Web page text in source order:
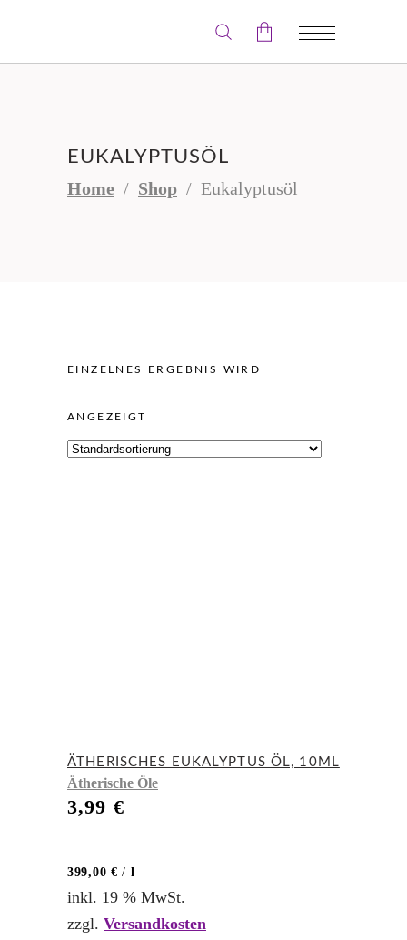
EUKALYPTUSÖL
Home / Shop / Eukalyptusöl
EINZELNES ERGEBNIS WIRD
ANGEZEIGT
ÄTHERISCHES EUKALYPTUS ÖL, 10ML
Ätherische Öle
3,99 €
399,00 € / l
inkl. 19 % MwSt.
zzgl. Versandkosten